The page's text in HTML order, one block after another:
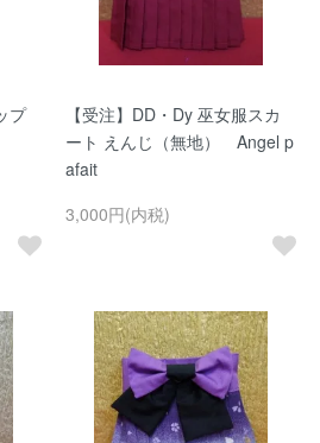
プ
【受注】DD・Dy 巫女服スカ
ート えんじ（無地） Angel p
afait
3,000円(内税)